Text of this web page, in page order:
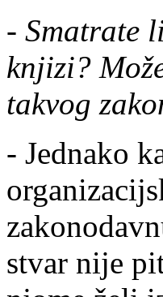
- Smatrate
knjizi?
takvog
- Jednako
stvar nije